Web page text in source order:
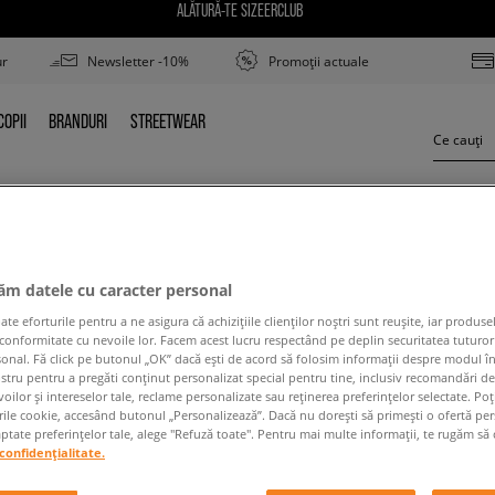
ALĂTURĂ-TE SIZEERCLUB
Newsletter -10% Promoții actuale
BRANDURI
BRANDURI STREETWEAR
STREETWEAR
HELLY HANSEN SCURRY V3
conținutul termenului căutat. Folosește mai
ÎNAPOI LA MAGAZIN
datele cu caracter personal
eforturile pentru a ne asigura că achizițiile clienților noștri sunt reușite, iar
cu nevoile lor. Facem acest lucru respectând pe deplin securitatea
Fă click pe butonul „OK” dacă ești de acord să folosim informații despre modul
pentru a pregăti conținut personalizat special pentru tine, inclusiv recomandări
și intereselor tale, reclame personalizate sau reținerea preferințelor selectate.
cookie, accesând butonul „Personalizează”. Dacă nu dorești să primești o ofertă
preferințelor tale, alege "Refuză toate". Pentru mai multe informații, te rugăm